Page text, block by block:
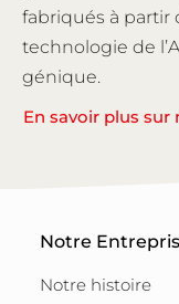
fabriqués à partir
technologie de
génique.
En savoir plus sur
Notre
Notre histoire